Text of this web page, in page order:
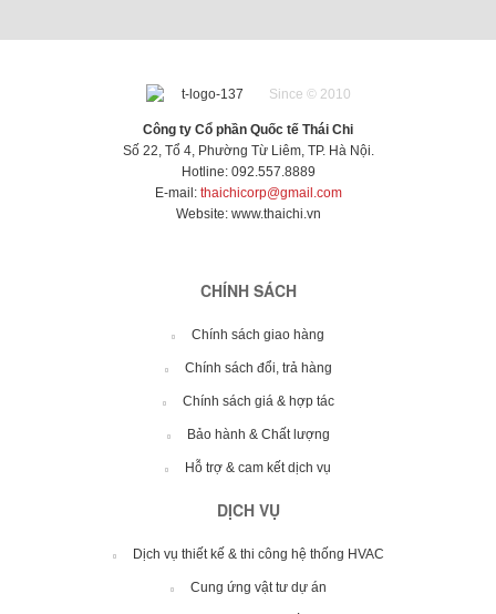
Since © 2010
Công ty Cổ phần Quốc tế Thái Chi
Số 22, Tổ 4, Phường Từ Liêm, TP. Hà Nội.
Hotline: 092.557.8889
E-mail: thaichicorp@gmail.com
Website: www.thaichi.vn
CHÍNH SÁCH
Chính sách giao hàng
Chính sách đổi, trả hàng
Chính sách giá & hợp tác
Bảo hành & Chất lượng
Hỗ trợ & cam kết dịch vụ
DỊCH VỤ
Dịch vụ thiết kế & thi công hệ thống HVAC
Cung ứng vật tư dự án